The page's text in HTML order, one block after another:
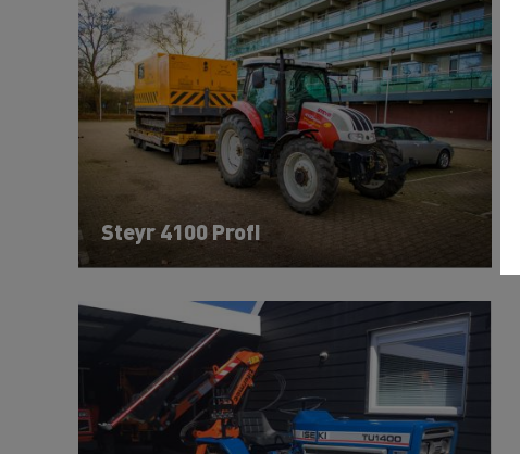
Steyr 4100 Profi